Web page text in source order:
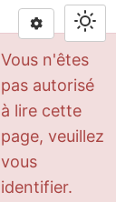
Vous n'êtes
pas autorisé
à lire cette
page, veuillez
vous
identifier.